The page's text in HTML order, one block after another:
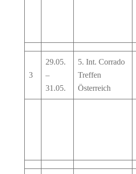
3
29.05.
–
31.05.
5. Int. Corrado
Treffen
Österreich